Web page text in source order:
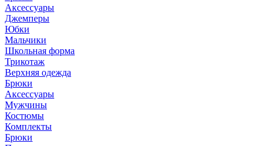
Аксессуары
Джемперы
Юбки
Мальчики
Школьная форма
Трикотаж
Верхняя одежда
Брюки
Аксессуары
Мужчины
Костюмы
Комплекты
Брюки